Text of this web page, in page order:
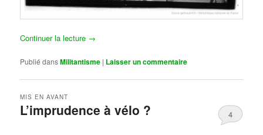
Continuer la lecture →
Publié dansMilitantisme | Laisser un commentaire
L’imprudence à vélo ?
MIS EN AVANT
4